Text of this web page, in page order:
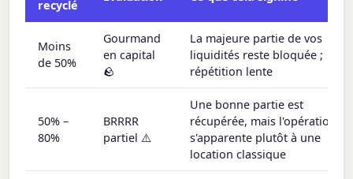
recyclé
Moins
de 50%
Gourmand
en capital
🪨
La majeure partie de vos
liquidités reste bloquée ;
répétition lente
50% –
80%
BRRRR
partiel ⚠️
Une bonne partie est
récupérée, mais l'opération
s'apparente plutôt à une
location classique